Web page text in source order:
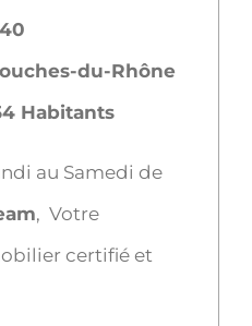
du-Rhône
Habitants
au Samedi de
, Votre
certifié et